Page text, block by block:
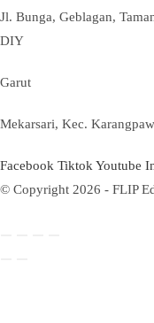
Jl. Bunga, Geblagan,
DIY
Garut
Mekarsari, Kec.
Facebook TiktokYoutube
© Copyright 2026 - FLIP